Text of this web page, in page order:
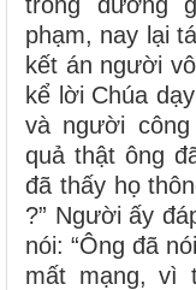
phạm, nay lại
kết án người
kể lời Chúa
và người công
quả thật ông
đã thấy họ
?” Người ấy
nói: “Ông đã
mất mạng, vì